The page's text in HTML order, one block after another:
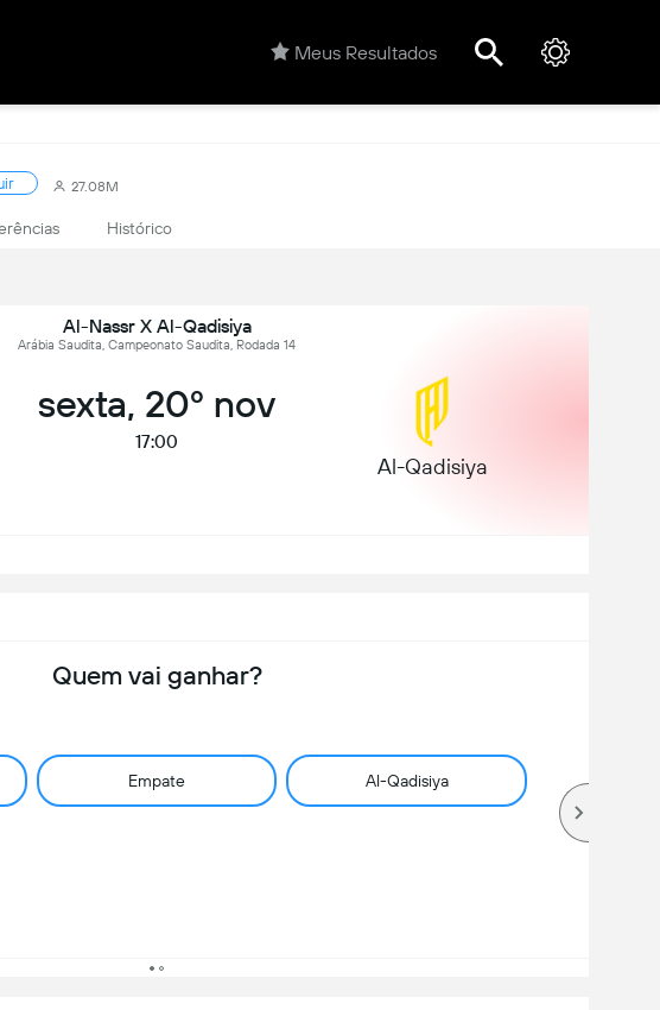
Meus Resultados
27.08M
Histórico
Al-Nassr X Al-Qadisiya
Arábia Saudita, Campeonato Saudita, Rodada 14
sexta, 20º nov
17:00
Al-Qadisiya
Quem vai ganhar?
Empate Al-Qadisiya